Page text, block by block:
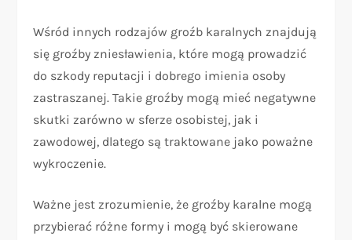
Wśród innych rodzajów groźb karalnych znajdują
się groźby zniesławienia, które mogą prowadzić
do szkody reputacji i dobrego imienia osoby
zastraszanej. Takie groźby mogą mieć negatywne
skutki zarówno w sferze osobistej, jak i
zawodowej, dlatego są traktowane jako poważne
wykroczenie.
Ważne jest zrozumienie, że groźby karalne mogą
przybierać różne formy i mogą być skierowane